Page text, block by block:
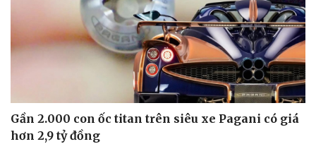
Gần 2.000 con ốc titan trên siêu xe Pagani có giá
hơn 2,9 tỷ đồng